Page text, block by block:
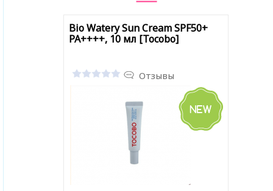
Bio Watery Sun Cream SPF50+
PA++++, 10 мл [Tocobo]
Отзывы